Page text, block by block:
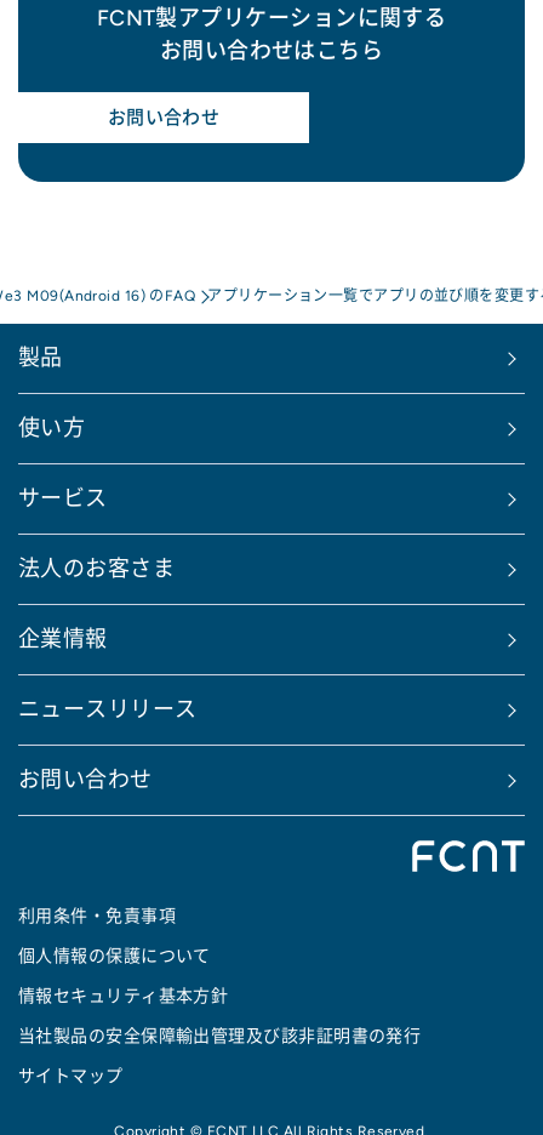
FCNT製アプリケーションに関する
お問い合わせはこちら
お問い合わせ
M09(Android 16) のFAQ アプリケーション一覧でアプリの並び順を変更
製品
使い方
サービス
法人のお客さま
企業情報
ニュースリリース
お問い合わせ
利用条件・免責事項
個人情報の保護について
情報セキュリティ基本方針
当社製品の安全保障輸出管理及び該非証明書の発行
サイトマップ
Copyright © FCNT LLC All Rights Reserved.